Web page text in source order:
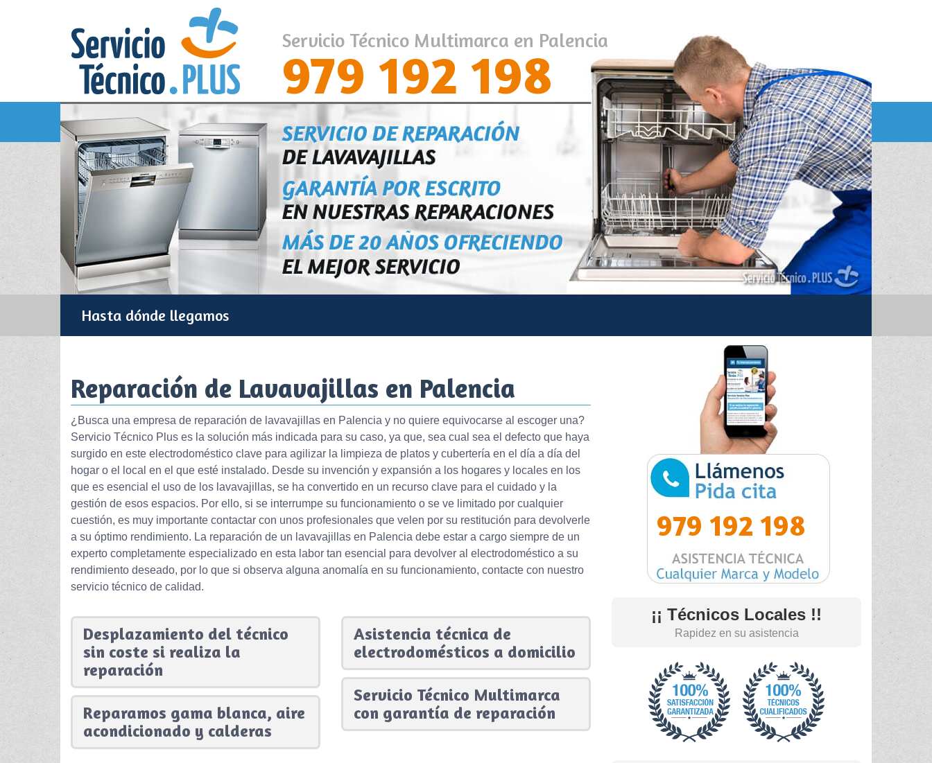
Servicio Técnico Multimarca en Palencia
979 192 198
Hasta dónde llegamos
Reparación de Lavavajillas en Palencia
¿Busca una empresa de reparación de lavavajillas en Palencia y no quiere equivocarse al escoger una?
Servicio Técnico Plus es la solución más indicada para su caso, ya que, sea cual sea el defecto que haya
surgido en este electrodoméstico clave para agilizar la limpieza de platos y cubertería en el día a día del
hogar o el local en el que esté instalado. Desde su invención y expansión a los hogares y locales en los
que es esencial el uso de los lavavajillas, se ha convertido en un recurso clave para el cuidado y la
gestión de esos espacios. Por ello, si se interrumpe su funcionamiento o se ve limitado por cualquier
cuestión, es muy importante contactar con unos profesionales que velen por su restitución para devolverle
a su óptimo rendimiento. La reparación de un lavavajillas en Palencia debe estar a cargo siempre de un
experto completamente especializado en esta labor tan esencial para devolver al electrodoméstico a su
rendimiento deseado, por lo que si observa alguna anomalía en su funcionamiento, contacte con nuestro
servicio técnico de calidad.
Desplazamiento del técnico
sin coste si realiza la
reparación
Reparamos gama blanca, aire
acondicionado y calderas
Asistencia técnica de
electrodomésticos a domicilio
Servicio Técnico Multimarca
con garantía de reparación
979 192 198
¡¡ Técnicos Locales !!
Rapidez en su asistencia